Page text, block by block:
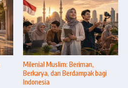
Milenial Muslim: Beriman,
Berkarya, dan Berdampak bagi
Indonesia